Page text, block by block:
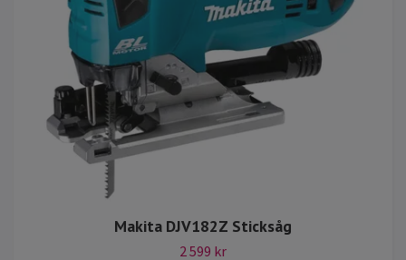
Makita DJV182Z Sticksåg
2 599 kr